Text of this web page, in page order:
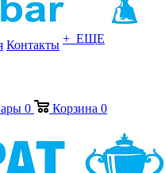
Контакты + ЕЩЕ
0 Корзина 0